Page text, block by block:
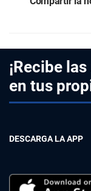
¡Recibe
en tus
DESCARGA LA APP